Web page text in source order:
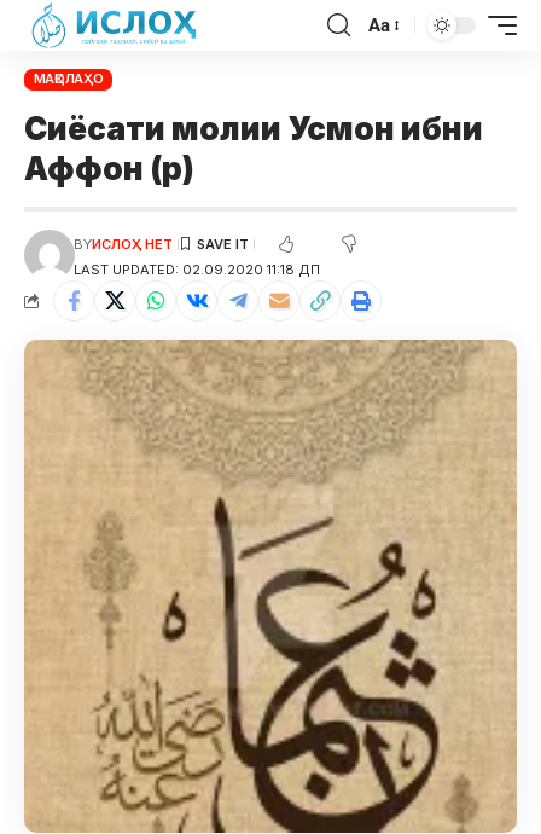
Aa
МАҚОЛАҲО
Сиёсати молии Усмон ибни
Аффон (р)
LAST UPDATED: 02.09.2020 11:18 ДП
BYИСЛОҲ НЕТ